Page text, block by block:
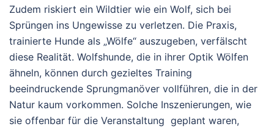
Zudem riskiert ein Wildtier wie ein Wolf, sich bei
Sprüngen ins Ungewisse zu verletzen. Die Praxis,
trainierte Hunde als „Wölfe“ auszugeben, verfälscht
diese Realität. Wolfshunde, die in ihrer Optik Wölfen
ähneln, können durch gezieltes Training
beeindruckende Sprungmanöver vollführen, die in der
Natur kaum vorkommen. Solche Inszenierungen, wie
sie offenbar für die Veranstaltung geplant waren,